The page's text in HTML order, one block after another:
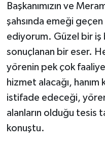
Başkanımızın ve
şahsında emeği
ediyorum. Güzel bir
sonuçlanan bir eser.
yörenin pek çok
hizmet alacağı,
istifade edeceği,
alanların olduğu tesis
konuştu.